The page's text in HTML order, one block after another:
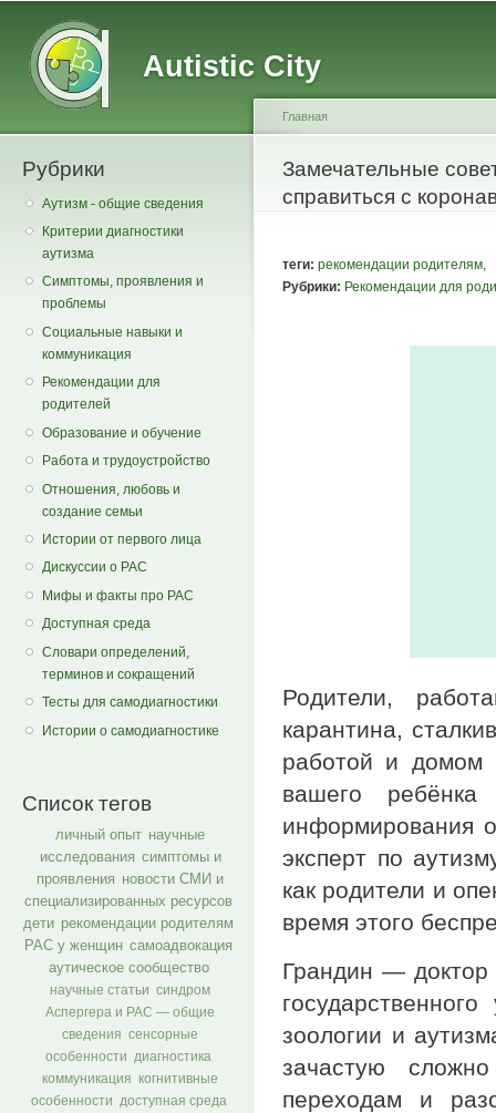
Autistic City
Рубрики
Аутизм - общие сведения
Критерии диагностики
аутизма
Симптомы, проявления и
проблемы
Социальные навыки и
коммуникация
Рекомендации для
родителей
Образование и обучение
Работа и трудоустройство
Отношения, любовь и
создание семьи
Истории от первого лица
Дискуссии о РАС
Мифы и факты про РАС
Доступная среда
Словари определений,
терминов и сокращений
Тесты для самодиагностики
Истории о самодиагностике
Список тегов
личный опыт научные
исследования симптомы и
проявления новости СМИ и
специализированных ресурсов
дети рекомендации родителям
РАС у женщин самоадвокация
аутическое сообщество
научные статьи синдром
Аспергера и РАС — общие
сведения сенсорные
особенности диагностика
коммуникация когнитивные
особенности доступная среда
You are here
Главная
Замечательные
справиться с
теги: рекомендации родителям
Рубрики: Рекомендации для
Родители,
карантина,
работой и домом
вашего
информирования
эксперт по
как родители и
время этого
Грандин — доктор
зоологии и
зачастую
переходам и